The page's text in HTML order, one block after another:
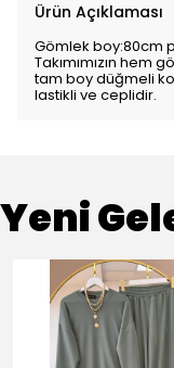
Ürün Açıklaması
Gömlek boy:80cm
Takımımızın hem
tam boy düğmeli
lastikli ve ceplidir.
Yeni